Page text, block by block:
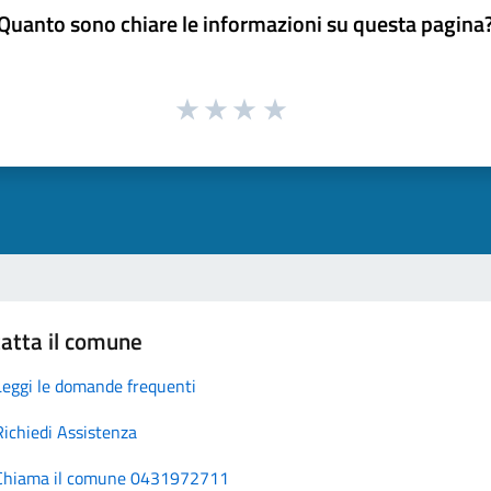
sono chiare le informazioni su questa
il comune
le domande frequenti
Assistenza
il comune 0431972711